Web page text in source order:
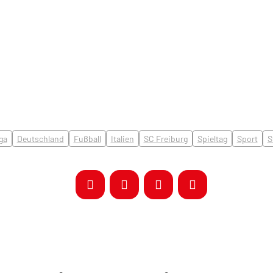
Deutschland Fußball Italien SC Freiburg Spieltag Sport